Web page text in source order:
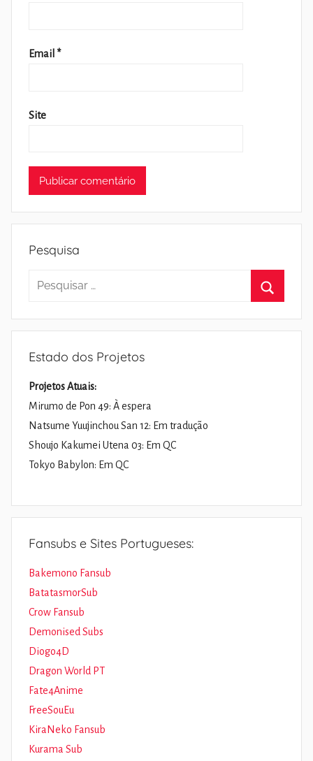
Email *
Site
Pesquisa
Pesquisar
Estado dos Projetos
Projetos Atuais:
Mirumo de Pon 49: À espera
Natsume Yuujinchou San 12: Em tradução
Shoujo Kakumei Utena 03: Em QC
Tokyo Babylon: Em QC
Fansubs e Sites Portugueses:
Bakemono Fansub
BatatasmorSub
Crow Fansub
Demonised Subs
Diogo4D
Dragon World PT
Fate4Anime
FreeSouEu
KiraNeko Fansub
Kurama Sub